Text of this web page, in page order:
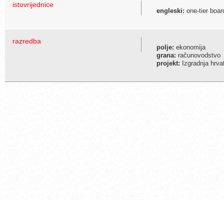
istovrijednice
engleski: one-tier
razredba
polje: ekonomija
grana: računovodstvo
projekt: Izgradnja